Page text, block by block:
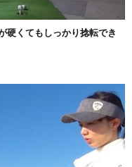
硬くてもしっかり捻転でき